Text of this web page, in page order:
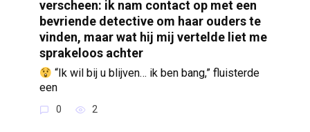
verscheen: ik nam contact op met een
bevriende detective om haar ouders te
vinden, maar wat hij mij vertelde liet me
sprakeloos achter
“Ik wil bij u blijven… ik ben bang,” fluisterde
een
0 2